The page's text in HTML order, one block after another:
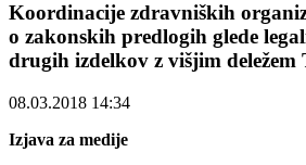
Koordinacije zdravniških
o zakonskih predlogih glede
drugih izdelkov z višjim deležem
08.03.2018 14:34
Izjava za medije